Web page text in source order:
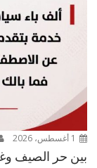
بين حر الصيف